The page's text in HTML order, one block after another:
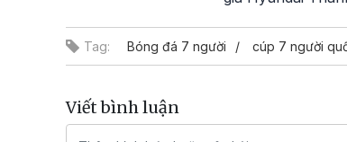
Tag: Bóng đá 7 người cúp 7 người
Viết bình luận